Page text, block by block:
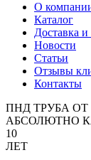
О
Каталог
Доставка и
Новости
Статьи
Отзывы
Контакты
ПНД ТРУБА
АБСОЛЮТНО
10
ЛЕТ